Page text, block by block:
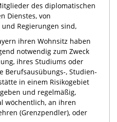
des diplomatischen
Dienstes, von
Regierungen sind,
ihren Wohnsitz haben
notwendig zum Zweck
ihres Studiums oder
Berufsausübungs-, Studien-
in einem Risikogebiet
und regelmäßig,
wöchentlich, an ihren
(Grenzpendler), oder